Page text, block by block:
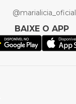
@marialicia_oficial
BAIXE O APP